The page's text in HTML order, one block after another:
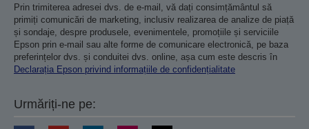
Prin trimiterea adresei dvs. de e-mail, vă dați consimțământul să
primiți comunicări de marketing, inclusiv realizarea de analize de piață
și sondaje, despre produsele, evenimentele, promoțiile și serviciile
Epson prin e-mail sau alte forme de comunicare electronică, pe baza
preferințelor dvs. și conduitei dvs. online, așa cum este descris în
Declarația Epson privind informațiile de confidențialitate
Urmăriți-ne pe: